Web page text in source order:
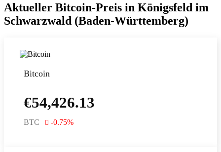
Aktueller Bitcoin-Preis in Königsfeld im
Schwarzwald (Baden-Württemberg)
Bitcoin
€54,426.13
BTC -0.75%